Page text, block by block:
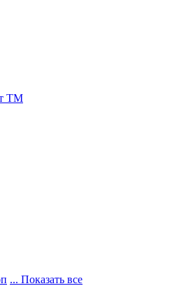
ТМ
... Показать все